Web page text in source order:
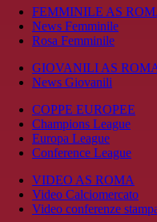
FEMMINILE AS
News Femminile
Rosa Femminile
GIOVANILI AS
News Giovanili
COPPE EUROPEE
Champions League
Europa League
Conference League
VIDEO AS ROMA
Video Calciomercato
Video conferenze